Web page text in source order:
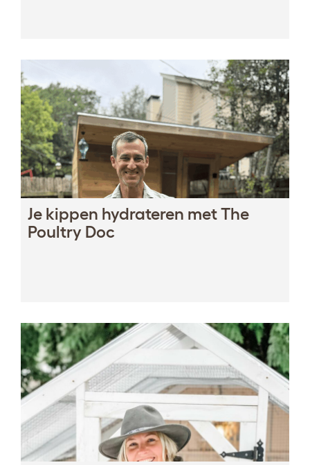
Je kippen hydrateren met The
Poultry Doc